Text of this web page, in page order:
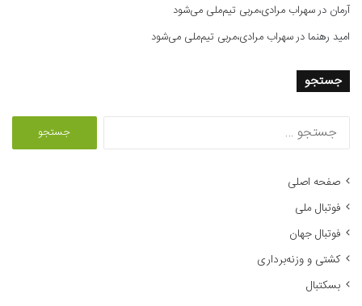
آرمان درسهراب مرادی،مربی تیم‌ملی می‌شود
امید رهنما درسهراب مرادی،مربی تیم‌ملی می‌شود
جستجو
صفحه اصلی
فوتبال ملی
فوتبال جهان
کشتی و وزنه‌برداری
بسکتبال